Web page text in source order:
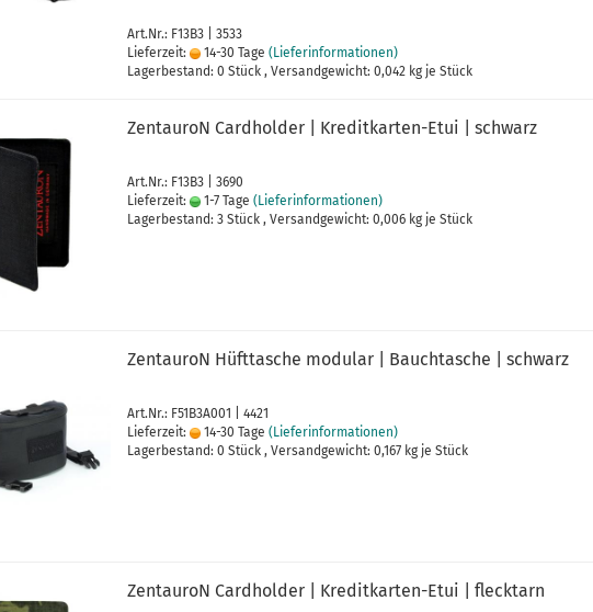
Art.Nr.: F13B3 | 3533
Lieferzeit:
14-30 Tage (Lieferinformationen)
Lagerbestand: 0 Stück , Versandgewicht: 0,042 kg je Stück
ZentauroN Cardholder | Kreditkarten-Etui | schwarz
Art.Nr.: F13B3 | 3690
Lieferzeit:
1-7 Tage (Lieferinformationen)
Lagerbestand: 3 Stück , Versandgewicht: 0,006 kg je Stück
ZentauroN Hüfttasche modular | Bauchtasche | schwarz
Art.Nr.: F51B3A001 | 4421
Lieferzeit:
14-30 Tage (Lieferinformationen)
Lagerbestand: 0 Stück , Versandgewicht: 0,167 kg je Stück
ZentauroN Cardholder | Kreditkarten-Etui | flecktarn